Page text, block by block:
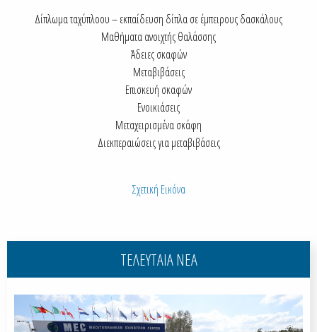
Δίπλωμα ταχύπλοου – εκπαίδευση δίπλα σε έμπειρους δασκάλους
Μαθήματα ανοιχτής θαλάσσης
Άδειες σκαφών
Μεταβιβάσεις
Επισκευή σκαφών
Ενοικιάσεις
Μεταχειρισμένα σκάφη
Διεκπεραιώσεις για μεταβιβάσεις
Σχετική Εικόνα
ΤΕΛΕΥΤΑΙΑ ΝΕΑ